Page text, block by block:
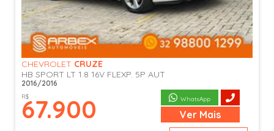
CHEVROLET CRUZE
HB SPORT LT 1.8 16V FLEXP. 5P AUT
2016/2016
R$
67.900 WhatsApp
Ver Mais